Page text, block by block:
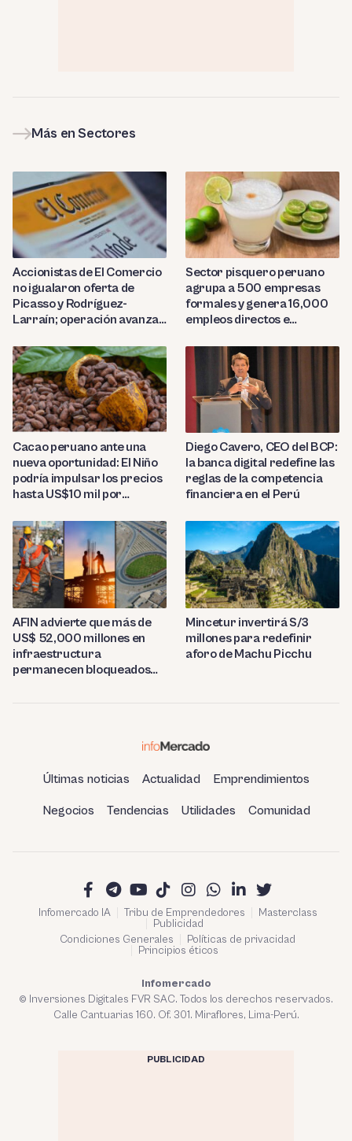
Más en Sectores
Accionistas de El Comercio
no igualaron oferta de
Picasso y Rodríguez-
Larraín; operación avanza
Sector pisquero peruano
agrupa a 500 empresas
formales y genera 16,000
empleos directos e
Cacao peruano ante una
nueva oportunidad: El Niño
podría impulsar los precios
hasta US$10 mil por
Diego Cavero, CEO del BCP:
la banca digital redefine las
reglas de la competencia
financiera en el Perú
AFIN advierte que más de
US$ 52,000 millones en
infraestructura
permanecen bloqueados
Mincetur invertirá S/3
millones para redefinir
aforo de Machu Picchu
Últimas noticias Actualidad Emprendimientos
Negocios Tendencias Utilidades Comunidad
Infomercado IA Tribu de Emprendedores
Masterclass
Publicidad
Condiciones Generales
Políticas de privacidad
Principios éticos
Infomercado
© Inversiones Digitales FVR SAC. Todos los derechos reservados.
Calle Cantuarias 160. Of. 301. Miraflores, Lima-Perú.
PUBLICIDAD